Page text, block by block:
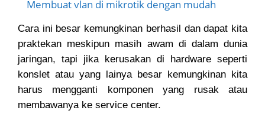
Membuat vlan di mikrotik dengan mudah
Cara ini besar kemungkinan berhasil dan dapat kita
praktekan meskipun masih awam di dalam dunia
jaringan, tapi jika kerusakan di hardware seperti
konslet atau yang lainya besar kemungkinan kita
harus mengganti komponen yang rusak atau
membawanya ke service center.